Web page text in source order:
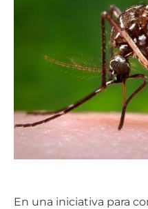
En una iniciativa para